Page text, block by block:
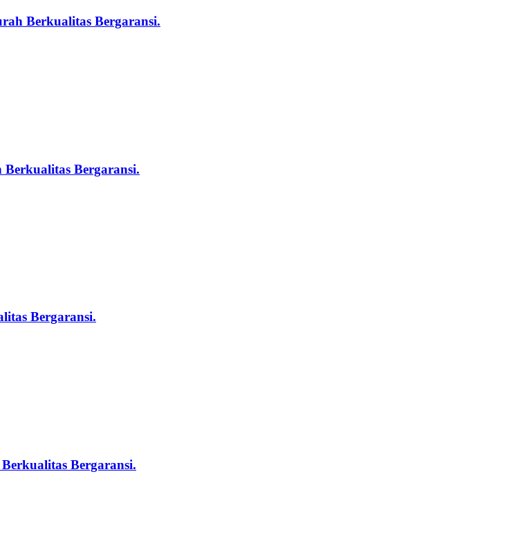
Berkualitas Bergaransi.
Bergaransi.
Bergaransi.
Bergaransi.